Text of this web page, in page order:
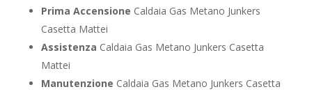
Prima Accensione Caldaia Gas Metano Junkers
Casetta Mattei
Assistenza Caldaia Gas Metano Junkers Casetta
Mattei
Manutenzione Caldaia Gas Metano Junkers Casetta